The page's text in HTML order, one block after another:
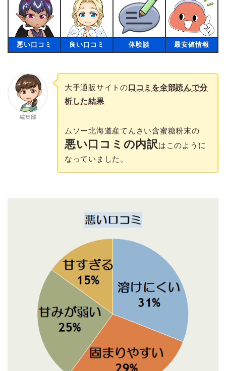
悪い口コミ 良い口コミ 体験談 最安値情報
編集部
大手通販サイトの口コミを全部読んで分
析した結果
ムソー北海道産てんさい含蜜糖粉末の
悪い口コミの内訳 はこのように
なっていました。